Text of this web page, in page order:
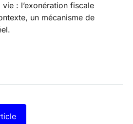
: l’exonération fiscale
un mécanisme de